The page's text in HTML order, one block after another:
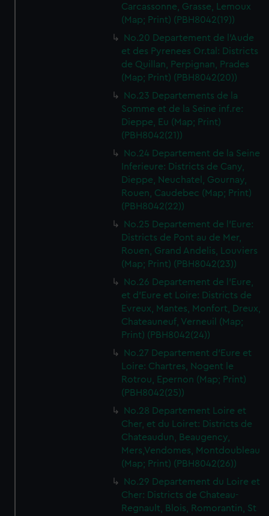
Carcassonne, Grasse, Lemoux
(Map; Print) (PBH8042(19))
No.20 Departement de l'Aude
et des Pyrenees Or.tal: Districts
de Quillan, Perpignan, Prades
(Map; Print) (PBH8042(20))
No.23 Departements de la
Somme et de la Seine inf.re:
Dieppe, Eu (Map; Print)
(PBH8042(21))
No.24 Departement de la Seine
Inferieure: Districts de Cany,
Dieppe, Neuchatel, Gournay,
Rouen, Caudebec (Map; Print)
(PBH8042(22))
No.25 Departement de l'Eure:
Districts de Pont au de Mer,
Rouen, Grand Andelis, Louviers
(Map; Print) (PBH8042(23))
No.26 Departement de l'Eure,
et d'Eure et Loire: Districts de
Evreux, Mantes, Monfort, Dreux,
Chateauneuf, Verneuil (Map;
Print) (PBH8042(24))
No.27 Departement d'Eure et
Loire: Chartres, Nogent le
Rotrou, Epernon (Map; Print)
(PBH8042(25))
No.28 Departement Loire et
Cher, et du Loiret: Districts de
Chateaudun, Beaugency,
Mers,Vendomes, Montdoubleau
(Map; Print) (PBH8042(26))
No.29 Departement du Loire et
Cher: Districts de Chateau-
Regnault, Blois, Romorantin, St